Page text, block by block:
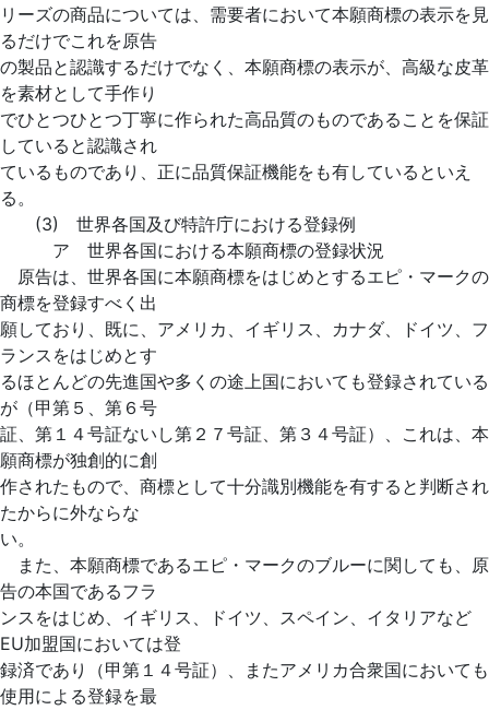
リーズの商品については、需要者において本願商標の表示を見
るだけでこれを原告
の製品と認識するだけでなく、本願商標の表示が、高級な皮革
を素材として手作り
でひとつひとつ丁寧に作られた高品質のものであることを保証
していると認識され
ているものであり、正に品質保証機能をも有しているといえ
る。
(3) 世界各国及び特許庁における登録例
ア 世界各国における本願商標の登録状況
原告は、世界各国に本願商標をはじめとするエピ・マークの
商標を登録すべく出
願しており、既に、アメリカ、イギリス、カナダ、ドイツ、フ
ランスをはじめとす
るほとんどの先進国や多くの途上国においても登録されている
が（甲第５、第６号
証、第１４号証ないし第２７号証、第３４号証）、これは、本
願商標が独創的に創
作されたもので、商標として十分識別機能を有すると判断され
たからに外ならな
い。
また、本願商標であるエピ・マークのブルーに関しても、原
告の本国であるフラ
ンスをはじめ、イギリス、ドイツ、スペイン、イタリアなど
EU加盟国においては登
録済であり（甲第１４号証）、またアメリカ合衆国においても
使用による登録を最